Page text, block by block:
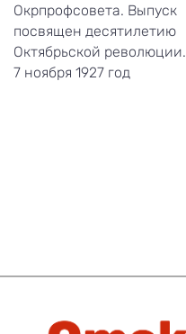
Окрпрофсовета. Выпуск
посвящен десятилетию
Октябрьской революции.
7 ноября 1927 год